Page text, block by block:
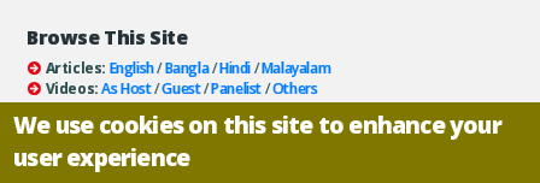
Browse This Site
Articles: English/Bangla/Hindi/Malayalam
Videos: As Host/Guest/Panelist/Others
Books:All/As Author/As Publisher
Documentaries/Podcasts
Email paranjoy:paranjoy AT gmail DOT com
We use cookies on this site to enhance your
user experience